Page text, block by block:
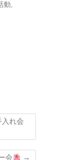
動
入れ会
会 →